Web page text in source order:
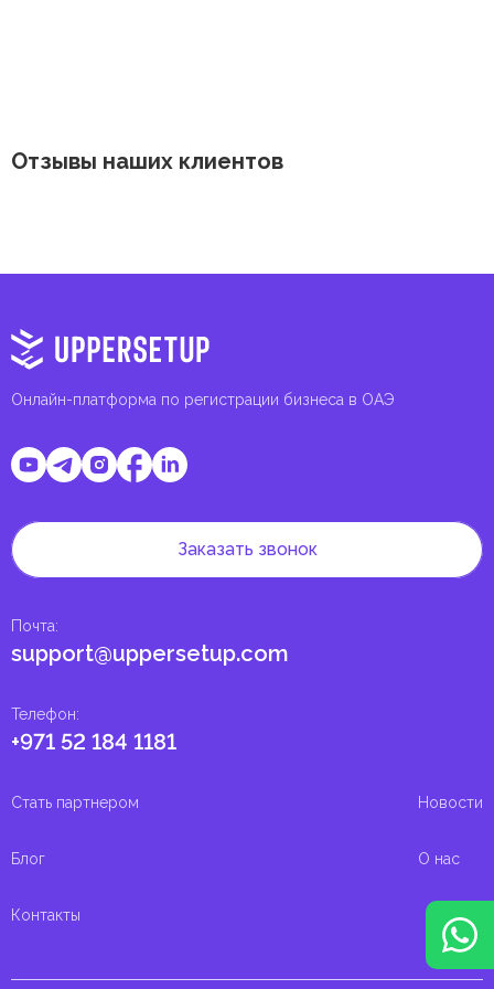
Отзывы наших клиентов
Онлайн-платформа по регистрации бизнеса в ОАЭ
Телефон:
+971 52 184 1181
Почта:
support@uppersetup.com
Заказать звонок
Стать партнером Новости
Блог О нас
Контакты